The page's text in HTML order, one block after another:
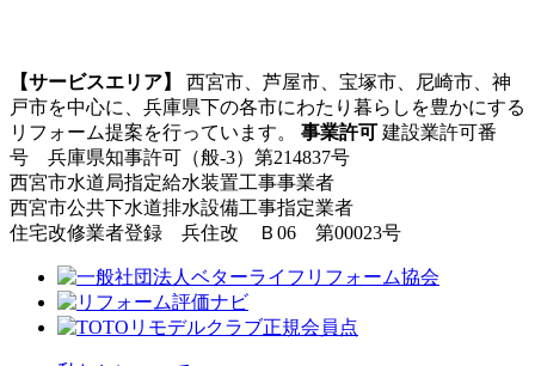
【サービスエリア】
西宮市、芦屋市、宝塚市、尼崎市、神
戸市を中心に、兵庫県下の各市にわたり暮らしを豊かにする
リフォーム提案を行っています。 事業許可 建設業許可番
号 兵庫県知事許可（般-3）第214837号
西宮市水道局指定給水装置工事事業者
西宮市公共下水道排水設備工事指定業者
住宅改修業者登録 兵住改 Ｂ06 第00023号